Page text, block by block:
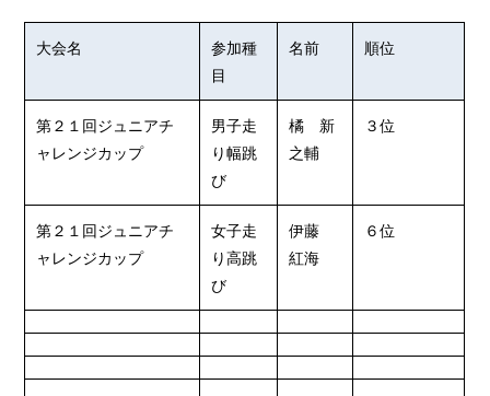
大会名
参加種
目
名前 順位
第２１回ジュニアチ
ャレンジカップ
男子走
り幅跳
び
橘 新
之輔
３位
第２１回ジュニアチ
ャレンジカップ
女子走
り高跳
び
伊藤
紅海
６位